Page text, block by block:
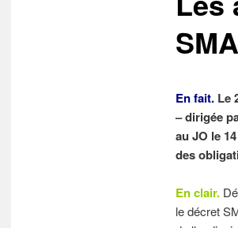
En fait.Le
– dirigée
au JO le
des
En clair.
le décret